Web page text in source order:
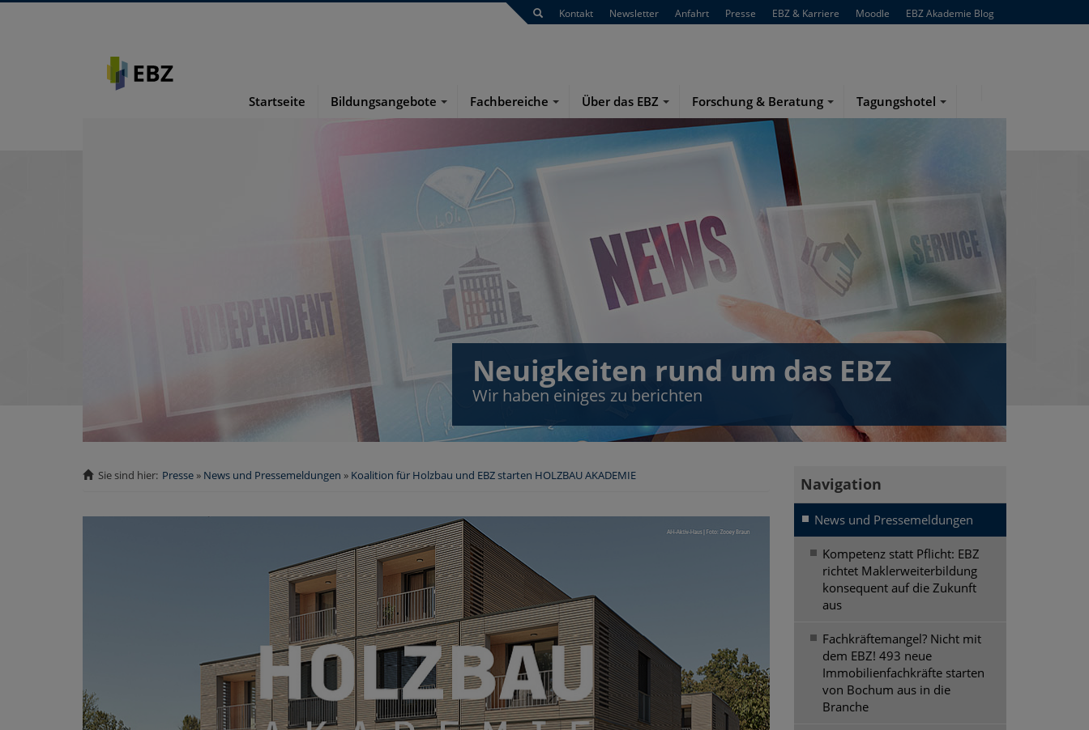
Startseite Bildungsangebote Fachbereiche Über das EBZ Forschung & Beratung Tagungshotel
Kontakt Newsletter Anfahrt Presse EBZ & Karriere Moodle EBZ Akademie Blog
Neuigkeiten rund um das EBZ
Wir haben einiges zu berichten
Sie sind hier: Presse News und Pressemeldungen Koalition für Holzbau und EBZ starten HOLZBAU AKADEMIE
News und Pressemeldungen
Kompetenz statt Pflicht: EBZ
richtet Maklerweiterbildung
konsequent auf die Zukunft
aus
Fachkräftemangel? Nicht mit
dem EBZ! 493 neue
Immobilienfachkräfte starten
von Bochum aus in die
Branche